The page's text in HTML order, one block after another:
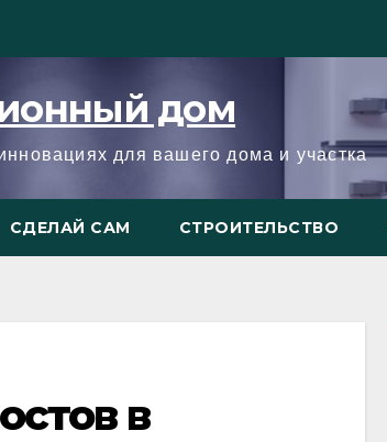
дом
для вашего дома и участка
СДЕЛАЙ САМ СТРОИТЕЛЬСТВО
в